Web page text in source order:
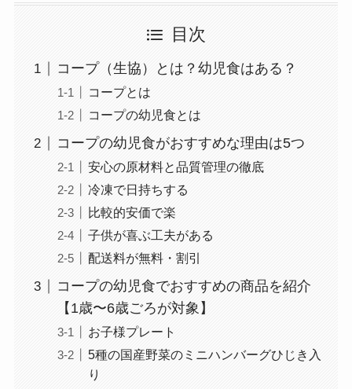
目次
コープ（生協）とは？幼児食はある？
コープとは
コープの幼児食とは
コープの幼児食がおすすめな理由は5つ
安心の原材料と品質管理の徹底
冷凍で日持ちする
比較的安価で楽
子供が喜ぶ工夫がある
配送料が無料・割引
コープの幼児食でおすすめの商品を紹介
【1歳〜6歳ごろが対象】
お子様プレート
5種の国産野菜のミニハンバーグひじき入
り